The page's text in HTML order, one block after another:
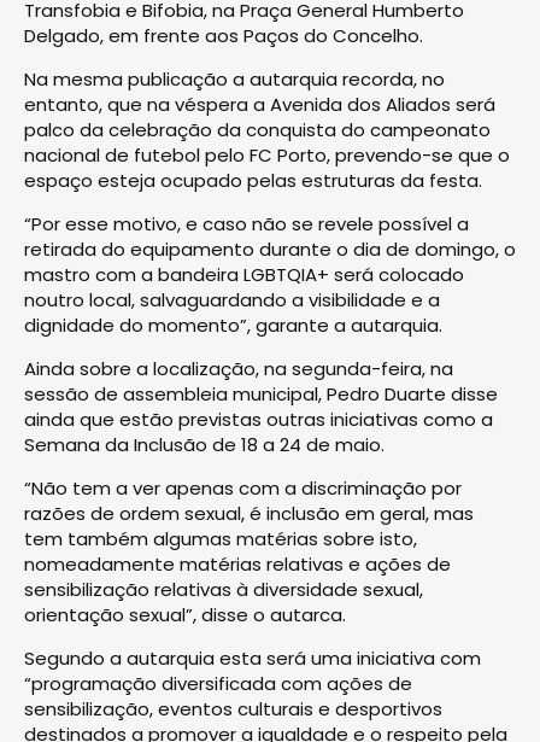
Transfobia e Bifobia, na Praça General Humberto
Delgado, em frente aos Paços do Concelho.
Na mesma publicação a autarquia recorda, no
entanto, que na véspera a Avenida dos Aliados será
palco da celebração da conquista do campeonato
nacional de futebol pelo FC Porto, prevendo-se que o
espaço esteja ocupado pelas estruturas da festa.
“Por esse motivo, e caso não se revele possível a
retirada do equipamento durante o dia de domingo, o
mastro com a bandeira LGBTQIA+ será colocado
noutro local, salvaguardando a visibilidade e a
dignidade do momento”, garante a autarquia.
Ainda sobre a localização, na segunda-feira, na
sessão de assembleia municipal, Pedro Duarte disse
ainda que estão previstas outras iniciativas como a
Semana da Inclusão de 18 a 24 de maio.
“Não tem a ver apenas com a discriminação por
razões de ordem sexual, é inclusão em geral, mas
tem também algumas matérias sobre isto,
nomeadamente matérias relativas e ações de
sensibilização relativas à diversidade sexual,
orientação sexual”, disse o autarca.
Segundo a autarquia esta será uma iniciativa com
“programação diversificada com ações de
sensibilização, eventos culturais e desportivos
destinados a promover a igualdade e o respeito pela